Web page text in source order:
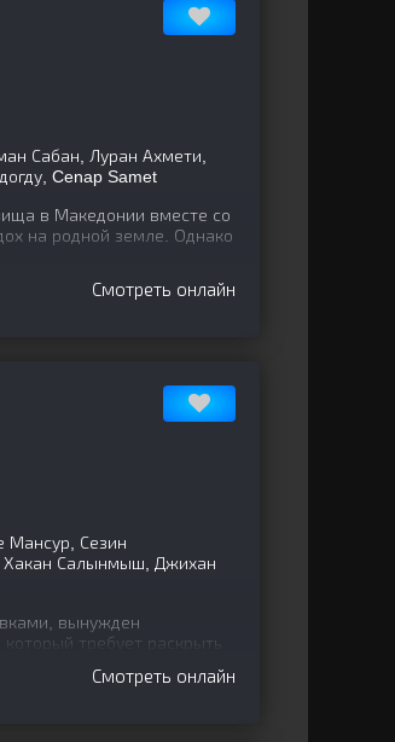
Сабан, Луран Ахмети,
Cenap Samet
в Македонии вместе со
на родной земле. Однако
Смотреть онлайн
Мансур, Сезин
Хакан Салынмыш, Джихан
вынужден
требует раскрыть
Смотреть онлайн